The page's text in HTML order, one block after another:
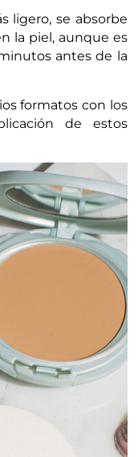
ligero, se absorbe
la piel, aunque es
antes de la
formatos con los
de estos